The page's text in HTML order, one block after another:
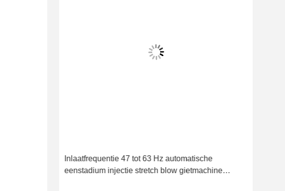
Inlaatfrequentie 47 tot 63 Hz automatische
eenstadium injectie stretch blow gietmachine